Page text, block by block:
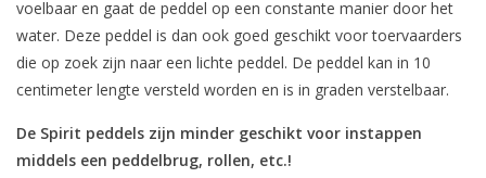
voelbaar en gaat de peddel op een constante manier door het
water. Deze peddel is dan ook goed geschikt voor toervaarders
die op zoek zijn naar een lichte peddel. De peddel kan in 10
centimeter lengte versteld worden en is in graden verstelbaar.
De Spirit peddels zijn minder geschikt voor instappen
middels een peddelbrug, rollen, etc.!